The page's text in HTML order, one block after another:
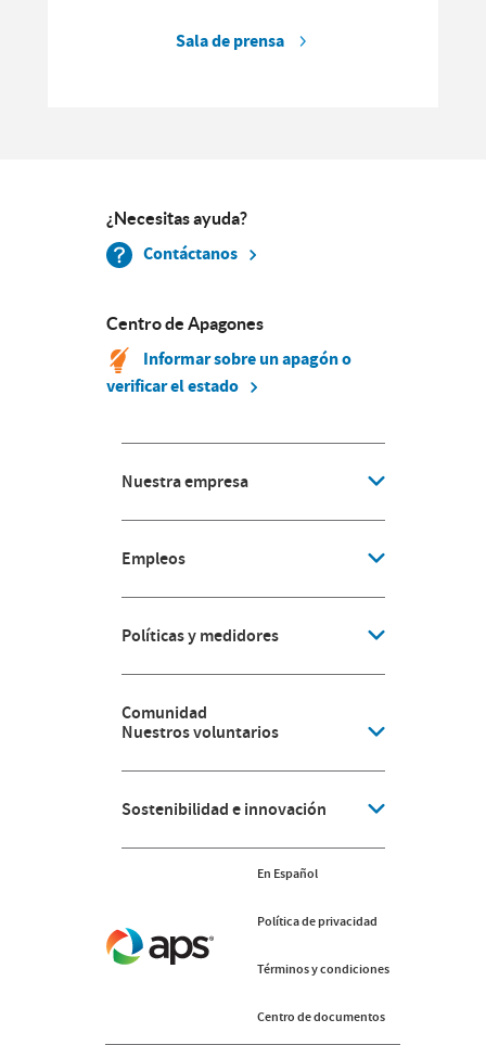
Sala de prensa
¿Necesitas ayuda?
Contáctanos
Centro de Apagones
Informar sobre un apagón o
verificar el estado
Nuestra empresa
Empleos
Políticas y medidores
Comunidad
Nuestros voluntarios
Sostenibilidad e innovación
En Español
Política de privacidad
Términos y condiciones
Centro de documentos